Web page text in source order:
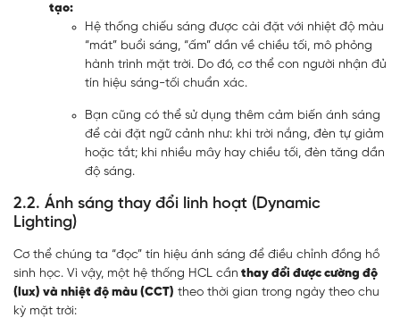
tạo:
Hệ thống chiếu sáng được cài đặt với nhiệt độ màu
“mát” buổi sáng, “ấm” dần về chiều tối, mô phỏng
hành trình mặt trời. Do đó, cơ thể con người nhận đủ
tín hiệu sáng-tối chuẩn xác.
Bạn cũng có thể sử dụng thêm cảm biến ánh sáng
để cài đặt ngữ cảnh như: khi trời nắng, đèn tự giảm
hoặc tắt; khi nhiều mây hay chiều tối, đèn tăng dần
độ sáng.
2.2. Ánh sáng thay đổi linh hoạt (Dynamic
Lighting)
Cơ thể chúng ta “đọc” tín hiệu ánh sáng để điều chỉnh đồng hồ
sinh học. Vì vậy, một hệ thống HCL cần thay đổi được cường độ
(lux) và nhiệt độ màu (CCT) theo thời gian trong ngày theo chu
kỳ mặt trời: